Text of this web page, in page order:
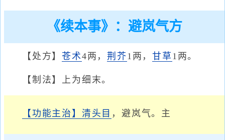
《续本事》：避岚气方
【处方】苍术4两，荆芥1两，甘草 1两。
【制法】上为细末。
【功能主治】 清头目 ，避岚气。主